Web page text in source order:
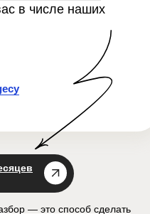
и
— это способ сделать
в числе наших